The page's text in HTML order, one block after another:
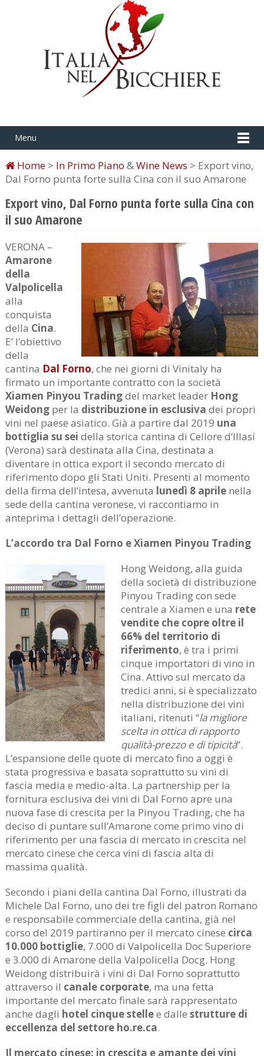
Menu
Home> In Primo Piano &Wine News > Export vino,
Dal Forno punta forte sulla Cina con il suo Amarone
Export vino, Dal Forno punta forte sulla Cina con
il suo Amarone
VERONA –
Amarone
della
Valpolicella
alla
conquista
della Cina.
E’ l’obiettivo
della
cantina Dal Forno, che nei giorni di Vinitaly ha
firmato un importante contratto con la società
Xiamen Pinyou Tradingdel market leader Hong
Weidongper la distribuzione in esclusiva dei propri
vini nel paese asiatico. Già a partire dal 2019 una
bottiglia su sei della storica cantina di Cellore d’Illasi
(Verona) sarà destinata alla Cina, destinata a
diventare in ottica export il secondo mercato di
riferimento dopo gli Stati Uniti. Presenti al momento
della firma dell’intesa, avvenuta lunedì 8 aprilenella
sede della cantina veronese, vi raccontiamo in
anteprima i dettagli dell’operazione.
L’accordo tra Dal Forno e Xiamen Pinyou Trading
Hong Weidong, alla guida
della società di distribuzione
Pinyou Trading con sede
centrale a Xiamen e una rete
vendite che copre oltre il
66% del territorio di
riferimento, è tra i primi
cinque importatori di vino in
Cina. Attivo sul mercato da
tredici anni, si è specializzato
nella distribuzione dei vini
italiani, ritenuti “la migliore
scelta in ottica di rapporto
qualità-prezzo e di tipicità”.
L’espansione delle quote di mercato fino a oggi è
stata progressiva e basata soprattutto su vini di
fascia media e medio-alta. La partnership per la
fornitura esclusiva dei vini di Dal Forno apre una
nuova fase di crescita per la Pinyou Trading, che ha
deciso di puntare sull’Amarone come primo vino di
riferimento per una fascia di mercato in crescita nel
mercato cinese che cerca vini di fascia alta di
massima qualità.
Secondo i piani della cantina Dal Forno, illustrati da
Michele Dal Forno, uno dei tre figli del patron Romano
e responsabile commerciale della cantina, già nel
corso del 2019 partiranno per il mercato cinese circa
10.000 bottiglie, 7.000 di Valpolicella Doc Superiore
e 3.000 di Amarone della Valpolicella Docg. Hong
Weidong distribuirà i vini di Dal Forno soprattutto
attraverso il canale corporate, ma una fetta
importante del mercato finale sarà rappresentato
anche dagli hotel cinque stellee dalle strutture di
eccellenza del settore ho.re.ca.
Il mercato cinese: in crescita e amante dei vini